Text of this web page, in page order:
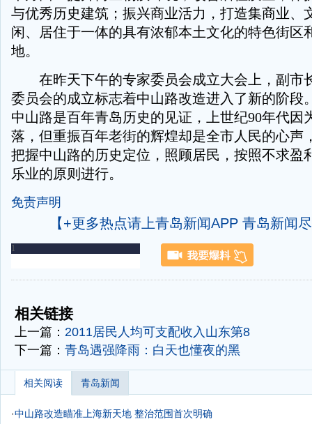
与优秀历史建筑；振兴商业活力，打造集商业、
闲、居住于一体的具有浓郁本土文化的特色街区
地。
在昨天下午的专家委员会成立大会上，副市
委员会的成立标志着中山路改造进入了新的阶段
中山路是百年青岛历史的见证，上世纪90年代因
落，但重振百年老街的辉煌却是全市人民的心声
把握中山路的历史定位，照顾居民，按照不求盈
乐业的原则进行。
免责声明
【+更多热点请上青岛新闻APP 青岛新闻
-
相关链接
上一篇： 2011居民人均可支配收入山东第8
下一篇： 青岛遇强降雨：白天也懂夜的黑
相关阅读 青岛新闻
·中山路改造瞄准上海新天地 整治范围首次明确